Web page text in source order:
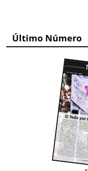
Último Número